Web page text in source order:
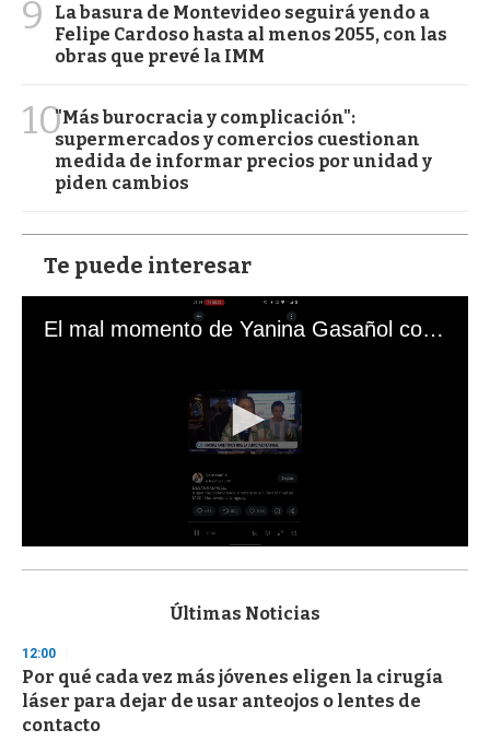
9
La basura de Montevideo seguirá yendo a
Felipe Cardoso hasta al menos 2055, con las
obras que prevé la IMM
10"Más burocracia y complicación":
supermercados y comercios cuestionan
medida de informar precios por unidad y
piden cambios
Te puede interesar
El mal momento de Yanina Gasañol con un hincha argentino en "Subrayado"
s
d
s
o
f
3
Últimas Noticias
12:00
Por qué cada vez más jóvenes eligen la cirugía
láser para dejar de usar anteojos o lentes de
contacto